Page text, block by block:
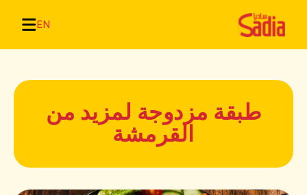
EN
طبقة مزدوجة لمزيد من
القرمشة